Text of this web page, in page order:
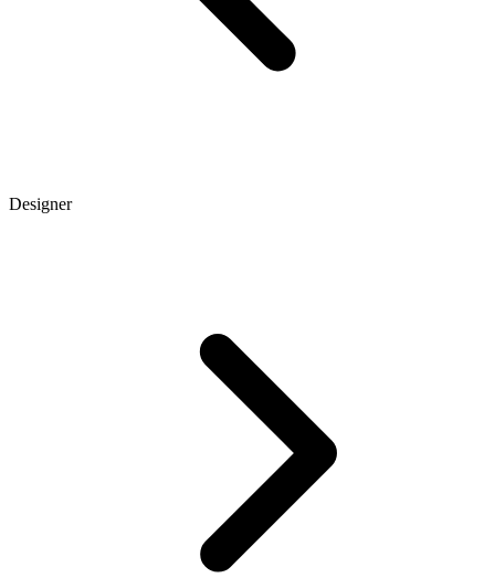
Designer